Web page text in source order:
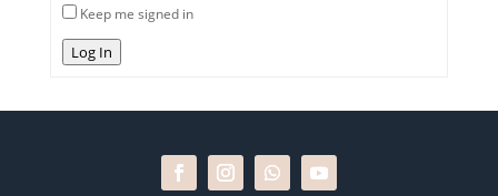
Keep me signed in
Log In